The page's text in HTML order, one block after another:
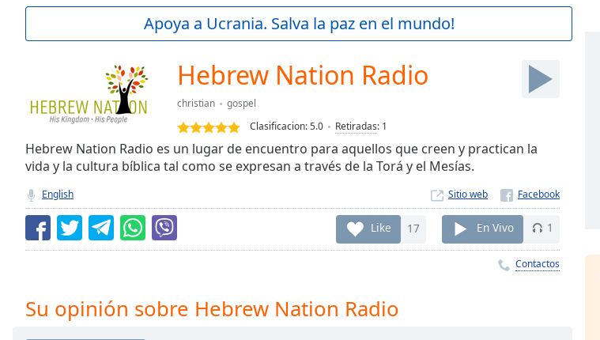
Current
0.00%
TypeLIVE
Seek to
currently
behind
LIVE
Remaining
Time-
Playback
Apoya a Ucrania. Salva la paz en el mundo!
Hebrew Nation Radio
christian
gospel
Clasificacion:5.0 Retiradas: 1
Hebrew Nation Radio es un lugar de encuentro para aquellos que creen y practican la
vida y la cultura bíblica tal como se expresan a través de la Torá y el Mesías.
English Sitio web
Like 17 En Vivo 1
Contactos
Su opinión sobre Hebrew Nation Radio